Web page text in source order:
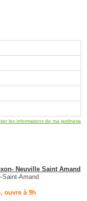
les informations de ma jardinerie
Neuville Saint Amand
Saint-Amand
ouvre à 9h